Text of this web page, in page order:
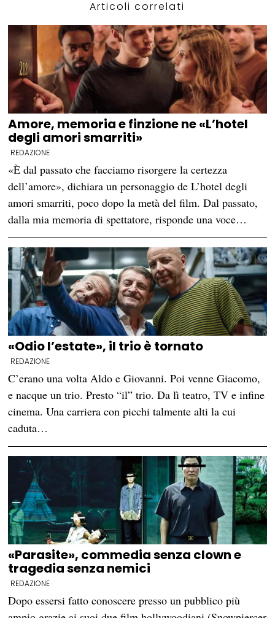
Articoli correlati
Amore, memoria e finzione ne «L’hotel
degli amori smarriti»
REDAZIONE
«È dal passato che facciamo risorgere la certezza
dell’amore», dichiara un personaggio de L’hotel degli
amori smarriti, poco dopo la metà del film. Dal passato,
dalla mia memoria di spettatore, risponde una voce…
«Odio l’estate», il trio è tornato
REDAZIONE
C’erano una volta Aldo e Giovanni. Poi venne Giacomo,
e nacque un trio. Presto “il” trio. Da lì teatro, TV e infine
cinema. Una carriera con picchi talmente alti la cui
caduta…
«Parasite», commedia senza clown e
tragedia senza nemici
REDAZIONE
Dopo essersi fatto conoscere presso un pubblico più